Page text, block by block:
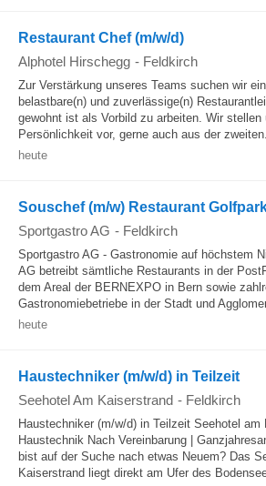
Restaurant Chef (m/w/d)
Alphotel Hirschegg - Feldkirch
Zur Verstärkung unseres Teams suchen wir
belastbare(n) und zuverlässige(n)
gewohnt ist als Vorbild zu arbeiten. Wir stellen
Persönlichkeit vor, gerne auch aus der
heute
Souschef (m/w) Restaurant
Sportgastro AG - Feldkirch
Sportgastro AG - Gastronomie auf höchstem
AG betreibt sämtliche Restaurants in der
dem Areal der BERNEXPO in Bern sowie
Gastronomiebetriebe in der Stadt und
heute
Haustechniker (m/w/d) in Teilzeit
Seehotel Am Kaiserstrand - Feldkirch
Haustechniker (m/w/d) in Teilzeit Seehotel am
Haustechnik Nach Vereinbarung |
bist auf der Suche nach etwas Neuem? Das
Kaiserstrand liegt direkt am Ufer des